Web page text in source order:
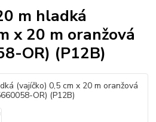
m hladká
x 20 m oranžová
OR) (P12B)